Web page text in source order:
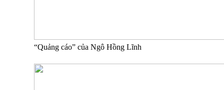
“Quảng cáo” của Ngô Hồng Lĩnh